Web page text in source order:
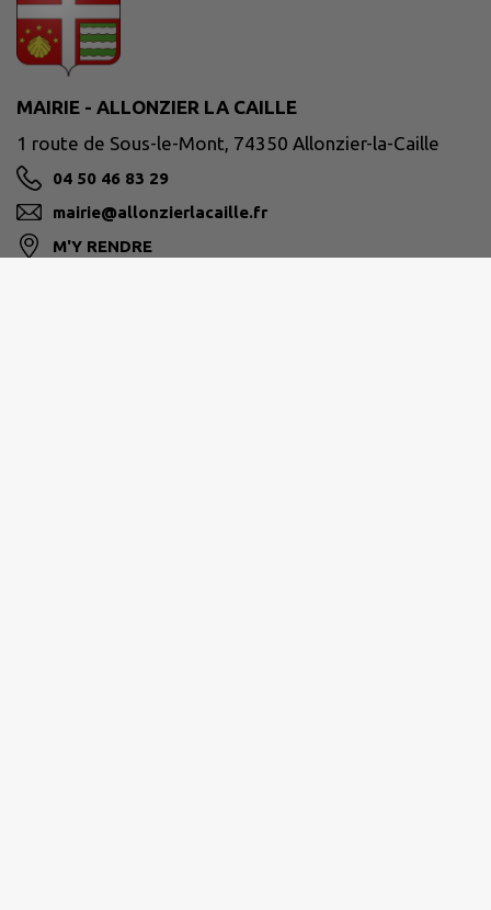
MAIRIE - ALLONZIER LA CAILLE
1 route de Sous-le-Mont, 74350 Allonzier-la-Caille
04 50 46 83 29
mairie@allonzierlacaille.fr
M'Y RENDRE